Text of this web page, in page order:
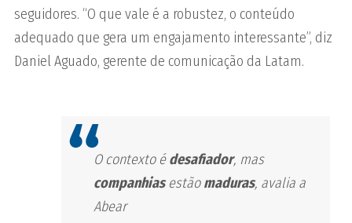
seguidores. “O que vale é a robustez, o conteúdo
adequado que gera um engajamento interessante”, diz
Daniel Aguado, gerente de comunicação da Latam.
O contexto édesafiador, mas
companhiasestãomaduras, avalia a
Abear